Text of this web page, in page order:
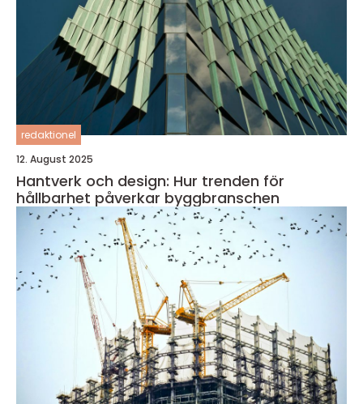
redaktionel
12. August 2025
Hantverk och design: Hur trenden för
hållbarhet påverkar byggbranschen